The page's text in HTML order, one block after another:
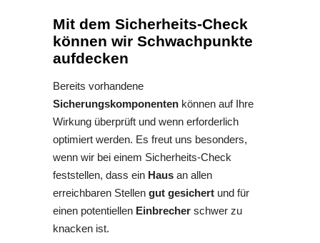
Mit dem Sicherheits-Check
können wir Schwachpunkte
aufdecken
Bereits vorhandene
Sicherungskomponenten können auf Ihre
Wirkung überprüft und wenn erforderlich
optimiert werden. Es freut uns besonders,
wenn wir bei einem Sicherheits-Check
feststellen, dass ein Haus an allen
erreichbaren Stellen gut gesichert und für
einen potentiellen Einbrecher schwer zu
knacken ist.